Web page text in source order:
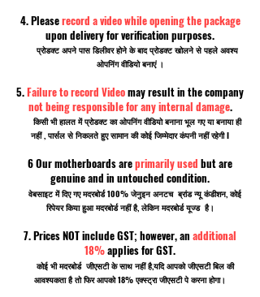
4. Pleaserecord a video while opening the package
upon delivery for verification purposes.
प्रोडक्ट अपने पास डिलीवर होने के बाद प्रोडक्ट खोलने से पहले अवश्य
ओपनिंग वीडियो बनाएं ।
5.Failure to record Videomay result in the company
not being responsible for any internal damage.
किसी भी हालत में प्रोडक्ट का ओपनिंग वीडियो बनाना भूल गए या बनाया ही
नहीं , पार्सल से निकलते हुए सामान की कोई जिम्मेदार कंपनी नहीं रहेगी I
6 Our motherboards areprimarily used but are
genuine and in untouched condition.
वेबसाइट में दिए गए मदरबोर्ड 100% जेनुइन अनटच ब्रांड न्यू कंडीशन, कोई
रिपेयर किया हुआ मदरबोर्ड नहीं है, लेकिन मदरबोर्ड यूज्ड है।
7. Prices NOT include GST; however, an additional
18%applies for GST.
कोई भी मदरबोर्ड जीएसटी के साथ नहीं है,यदि आपको जीएसटी बिल की
आवश्यकता है तो फिर आपको 18% एक्स्ट्रा जीएसटी पे करना होगा।